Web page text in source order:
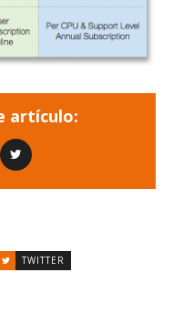
artículo:
TWITTER